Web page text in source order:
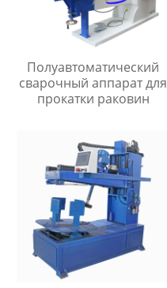
Полуавтоматический
сварочный аппарат для
прокатки раковин